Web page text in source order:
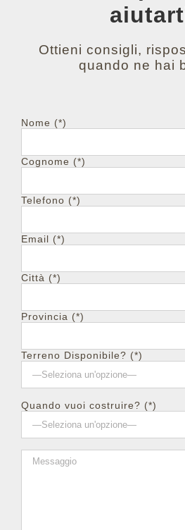
Ottieni consigli,
quando ne hai
Nome (*)
Cognome (*)
Telefono (*)
Email (*)
Città (*)
Provincia (*)
Terreno Disponibile? (*)
Quando vuoi costruire? (*)